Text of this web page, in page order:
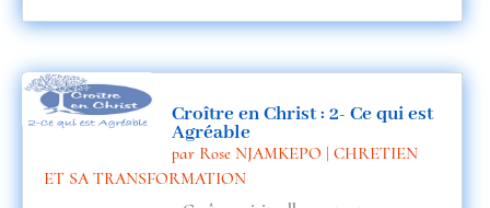
Croître en Christ : 2- Ce qui est
Agréable
par Rose NJAMKEPO | CHRETIEN
ET SA TRANSFORMATION